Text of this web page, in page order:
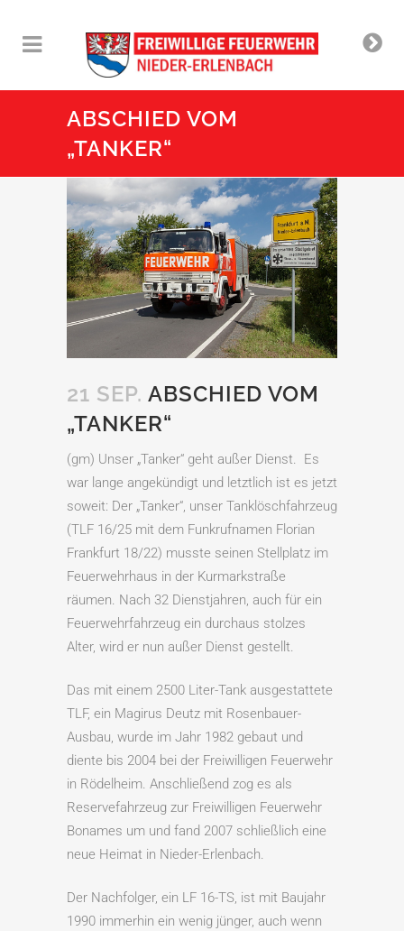
ABSCHIED VOM
„TANKER“
21 SEP. ABSCHIED VOM
„TANKER“
(gm) Unser „Tanker“ geht außer Dienst. Es
war lange angekündigt und letztlich ist es jetzt
soweit: Der „Tanker“, unser Tanklöschfahrzeug
(TLF 16/25 mit dem Funkrufnamen Florian
Frankfurt 18/22) musste seinen Stellplatz im
Feuerwehrhaus in der Kurmarkstraße
räumen. Nach 32 Dienstjahren, auch für ein
Feuerwehrfahrzeug ein durchaus stolzes
Alter, wird er nun außer Dienst gestellt.
Das mit einem 2500 Liter-Tank ausgestattete
TLF, ein Magirus Deutz mit Rosenbauer-
Ausbau, wurde im Jahr 1982 gebaut und
diente bis 2004 bei der Freiwilligen Feuerwehr
in Rödelheim. Anschließend zog es als
Reservefahrzeug zur Freiwilligen Feuerwehr
Bonames um und fand 2007 schließlich eine
neue Heimat in Nieder-Erlenbach.
Der Nachfolger, ein LF 16-TS, ist mit Baujahr
1990 immerhin ein wenig jünger, auch wenn